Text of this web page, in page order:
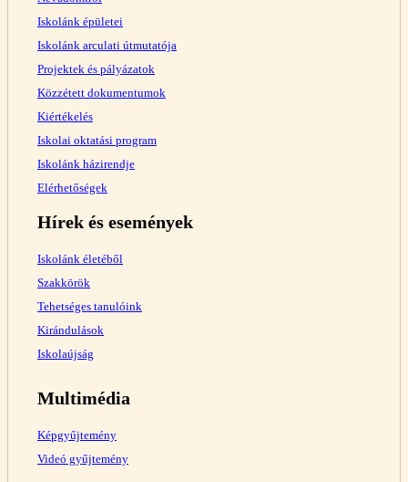
Iskolánk épületei
Iskolánk arculati útmutatója
Projektek és pályázatok
Közzétett dokumentumok
Kiértékelés
Iskolai oktatási program
Iskolánk házirendje
Elérhetőségek
Hírek és események
Iskolánk életéből
Szakkörök
Tehetséges tanulóink
Kirándulások
Iskolaújság
Multimédia
Képgyűjtemény
Videó gyűjtemény